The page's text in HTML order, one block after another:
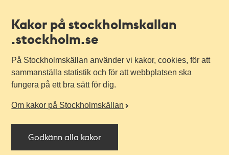
Kakor på stockholmskallan
.stockholm.se
På Stockholmskällan använder vi kakor, cookies, för att
sammanställa statistik och för att webbplatsen ska
fungera på ett bra sätt för dig.
Om kakor på Stockholmskällan
Godkänn alla kakor